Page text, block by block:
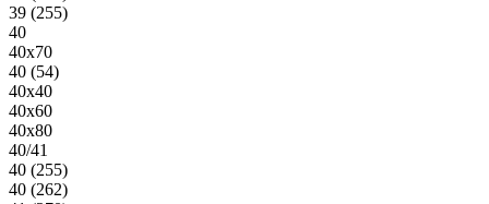
39 (255)
40
40х70
40 (54)
40х40
40х60
40х80
40/41
40 (255)
40 (262)